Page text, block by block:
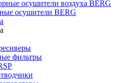
осушители воздуха BERG
осушители BERG
фильтры